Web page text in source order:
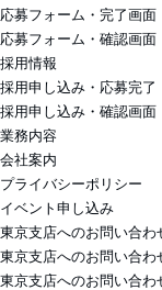
応募フォーム・完了画面
応募フォーム・確認画面
採用情報
採用申し込み・応募完了
採用申し込み・確認画面
業務内容
会社案内
プライバシーポリシー
イベント申し込み
東京支店へのお問い合わ
東京支店へのお問い合わ
東京支店へのお問い合わ